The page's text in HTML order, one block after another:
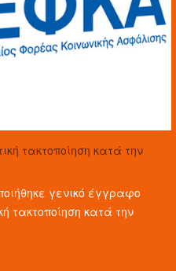
τακτοποίηση κατά την
γενικό έγγραφο
τακτοποίηση κατά την